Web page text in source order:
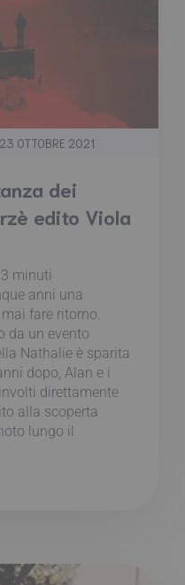
23 OTTOBRE 2021
dei
edito Viola
3 minuti
anni una
fare ritorno.
da un evento
Nathalie è sparita
dopo, Alan e i
direttamente
alla scoperta
lungo il